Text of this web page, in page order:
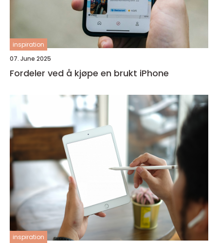
inspiration
07. June 2025
Fordeler ved å kjøpe en brukt iPhone
inspiration